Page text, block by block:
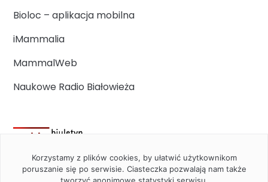
Bioloc – aplikacja mobilna
iMammalia
MammalWeb
Naukowe Radio Białowieża
Korzystamy z plików cookies, by ułatwić użytkownikom
poruszanie się po serwisie. Ciasteczka pozwalają nam także
tworzyć anonimowe statystyki serwisu.